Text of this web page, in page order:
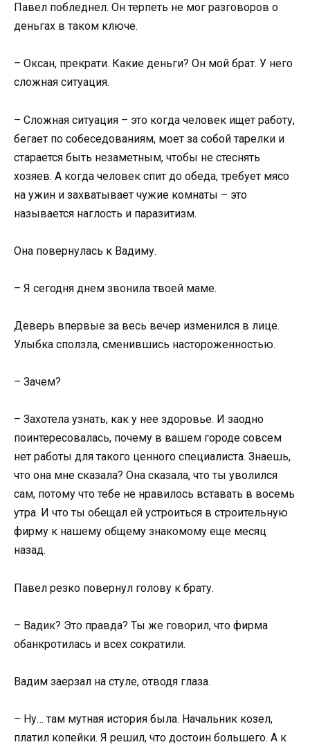
Павел побледнел. Он терпеть не мог разговоров о
деньгах в таком ключе.
– Оксан, прекрати. Какие деньги? Он мой брат. У него
сложная ситуация.
– Сложная ситуация – это когда человек ищет работу,
бегает по собеседованиям, моет за собой тарелки и
старается быть незаметным, чтобы не стеснять
хозяев. А когда человек спит до обеда, требует мясо
на ужин и захватывает чужие комнаты – это
называется наглость и паразитизм.
Она повернулась к Вадиму.
– Я сегодня днем звонила твоей маме.
Деверь впервые за весь вечер изменился в лице.
Улыбка сползла, сменившись настороженностью.
– Зачем?
– Захотела узнать, как у нее здоровье. И заодно
поинтересовалась, почему в вашем городе совсем
нет работы для такого ценного специалиста. Знаешь,
что она мне сказала? Она сказала, что ты уволился
сам, потому что тебе не нравилось вставать в восемь
утра. И что ты обещал ей устроиться в строительную
фирму к нашему общему знакомому еще месяц
назад.
Павел резко повернул голову к брату.
– Вадик? Это правда? Ты же говорил, что фирма
обанкротилась и всех сократили.
Вадим заерзал на стуле, отводя глаза.
– Ну… там мутная история была. Начальник козел,
платил копейки. Я решил, что достоин большего. А к